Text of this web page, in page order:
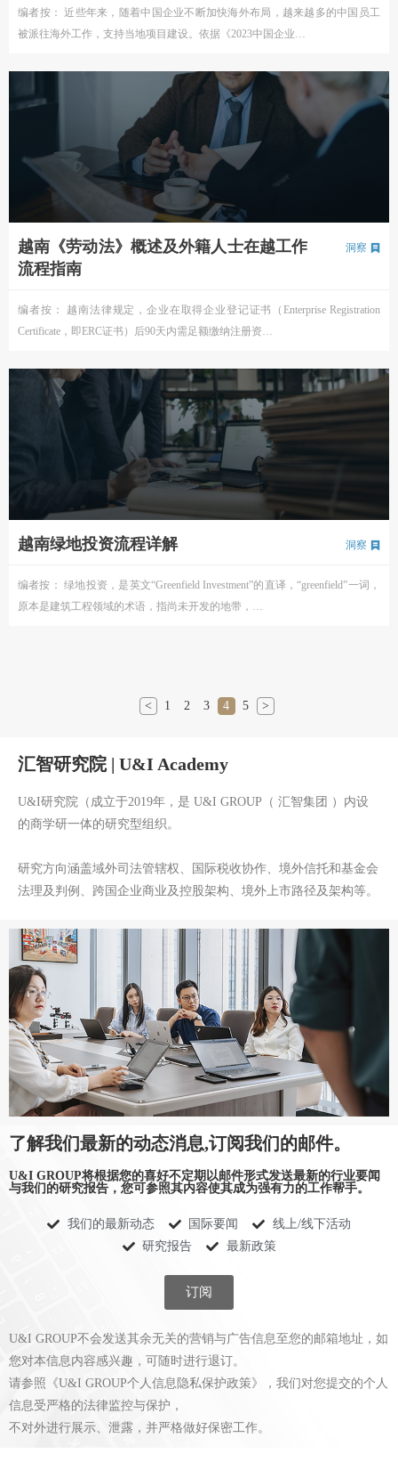
编者按： 近些年来，随着中国企业不断加快海外布局，越来越多的中国员工
被派往海外工作，支持当地项目建设。依据《2023中国企业…
越南《劳动法》概述及外籍人士在越工作
流程指南
洞察
编者按： 越南法律规定，企业在取得企业登记证书（Enterprise Registration
Certificate，即ERC证书）后90天内需足额缴纳注册资…
越南绿地投资流程详解 洞察
编者按： 绿地投资，是英文“Greenfield Investment”的直译，“greenfield”一词，
原本是建筑工程领域的术语，指尚未开发的地带，…
< 1 2 3 4 5 >
汇智研究院 | U&I Academy
U&I研究院（成立于2019年，是 U&I GROUP（ 汇智集团 ）内设
的商学研一体的研究型组织。
研究方向涵盖域外司法管辖权、国际税收协作、境外信托和基金会
法理及判例、跨国企业商业及控股架构、境外上市路径及架构等。
了解我们最新的动态消息,订阅我们的邮件。
U&I GROUP将根据您的喜好不定期以邮件形式发送最新的行业要闻
与我们的研究报告，您可参照其内容使其成为强有力的工作帮手。
我们的最新动态 国际要闻
线上/线下活动
研究报告
最新政策
订阅
U&I GROUP不会发送其余无关的营销与广告信息至您的邮箱地址，如
您对本信息内容感兴趣，可随时进行退订。
请参照《U&I GROUP个人信息隐私保护政策》，我们对您提交的个人
信息受严格的法律监控与保护，
不对外进行展示、泄露，并严格做好保密工作。